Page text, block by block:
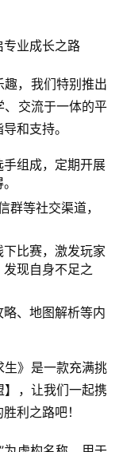
业成长之路
，我们特别推出
、交流于一体的平
和支持。
组成，定期开展
群等社交渠道，
比赛，激发玩家
现自身不足之
、地图解析等内
生》是一款充满挑
，让我们一起携
利之路吧！